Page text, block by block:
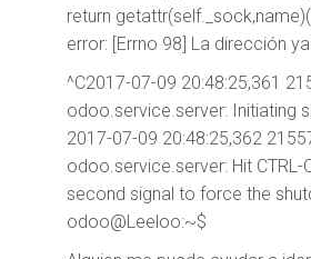
return
error: [Errno 98] La dirección
^C2017-07-09 20:48:25,361
odoo.service.server: Initiating
2017-07-09 20:48:25,362
odoo.service.server: Hit CTRL-
second signal to force the
odoo@Leeloo:~$